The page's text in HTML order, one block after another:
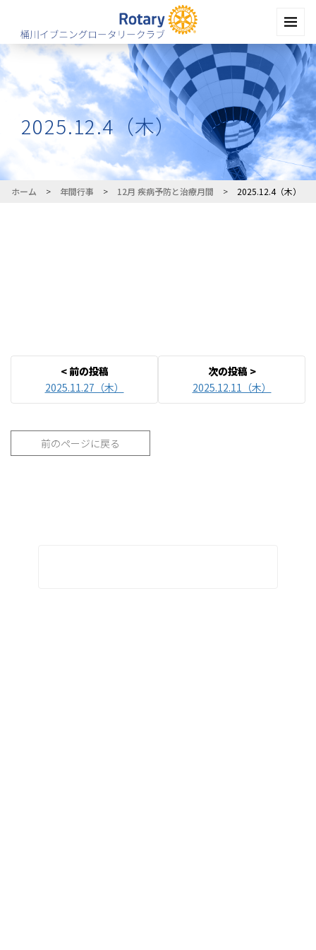
2025.12.4（木）
ホーム > 年間行事 > 12月 疾病予防と治療月間 > 2025.12.4（木）
2025.11.27（木） 2025.12.11（木）
前のページに戻る